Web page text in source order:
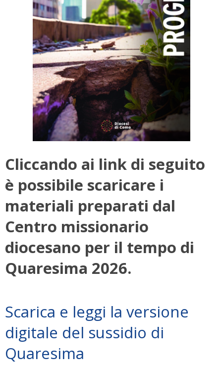
Cliccando ai link di seguito
è possibile scaricare i
materiali preparati dal
Centro missionario
diocesano per il tempo di
Quaresima 2026.
Scarica e leggi la versione
digitale del sussidio di
Quaresima